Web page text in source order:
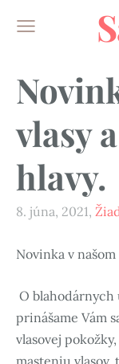
vlasy
hlavy.
8. júna, 2021,
Novinka v našom
O
prinášame Vám
vlasovej